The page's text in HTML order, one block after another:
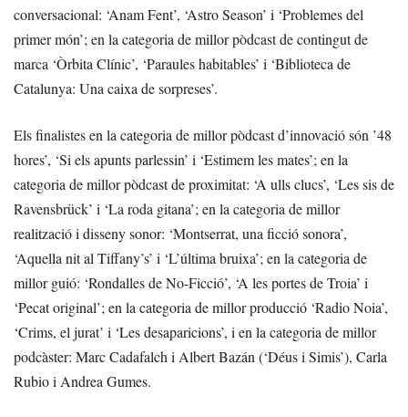
conversacional: ‘Anam Fent’, ‘Astro Season’ i ‘Problemes del
primer món’; en la categoria de millor pòdcast de contingut de
marca ‘Òrbita Clínic’, ‘Paraules habitables’ i ‘Biblioteca de
Catalunya: Una caixa de sorpreses’.
Els finalistes en la categoria de millor pòdcast d’innovació són ’48
hores’, ‘Si els apunts parlessin’ i ‘Estimem les mates’; en la
categoria de millor pòdcast de proximitat: ‘A ulls clucs’, ‘Les sis de
Ravensbrück’ i ‘La roda gitana’; en la categoria de millor
realització i disseny sonor: ‘Montserrat, una ficció sonora’,
‘Aquella nit al Tiffany’s’ i ‘L’última bruixa’; en la categoria de
millor guió: ‘Rondalles de No-Ficció’, ‘A les portes de Troia’ i
‘Pecat original’; en la categoria de millor producció ‘Radio Noia’,
‘Crims, el jurat’ i ‘Les desaparicions’, i en la categoria de millor
podcàster: Marc Cadafalch i Albert Bazán (‘Déus i Simis’), Carla
Rubio i Andrea Gumes.